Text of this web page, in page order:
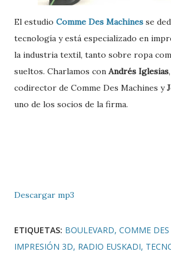
El estudio Comme Des Machines se
tecnología y está especializado en
la industria textil, tanto sobre ropa
sueltos. Charlamos con Andrés Iglesias
codirector de Comme Des Machines y
uno de los socios de la firma.
Descargar mp3
ETIQUETAS: BOULEVARD COMME
IMPRESIÓN 3D RADIO EUSKADI